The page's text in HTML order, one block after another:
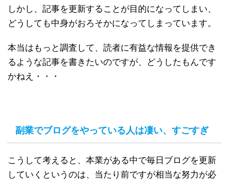
しかし、記事を更新することが目的になってしまい、
どうしても中身がおろそかになってしまっています。
本当はもっと調査して、読者に有益な情報を提供でき
るような記事を書きたいのですが、どうしたもんです
かねえ・・・
副業でブログをやっている人は凄い、すごすぎ
こうして考えると、本業がある中で毎日ブログを更新
していくというのは、当たり前ですが相当な努力が必